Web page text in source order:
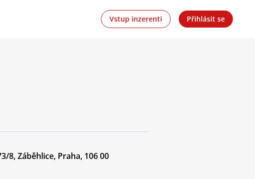
Vstup inzerenti Přihlásit se
8, Záběhlice, Praha, 106 00